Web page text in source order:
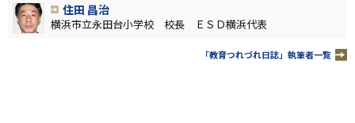
住田 昌治
横浜市立永田台小学校 校長 ＥＳＤ横浜代表
「教育つれづれ日誌」執筆者一覧